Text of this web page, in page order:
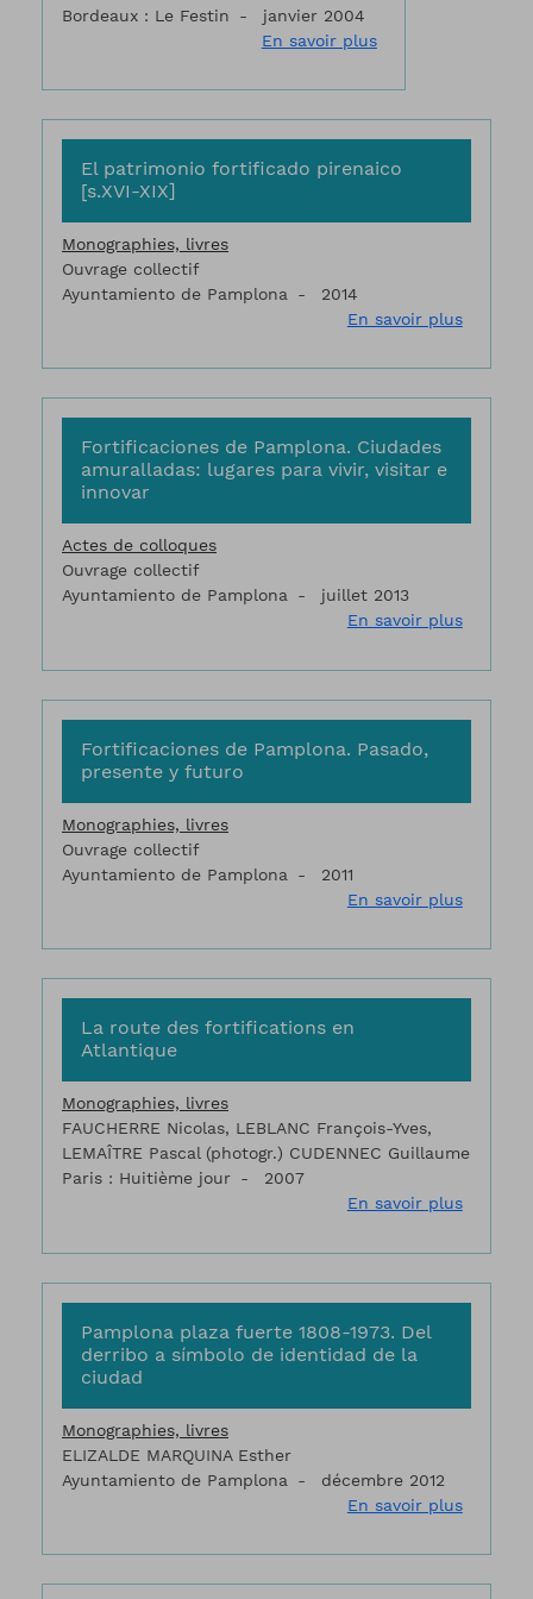
Bordeaux : Le Festin
janvier 2004
En savoir plussur Bayonne :
El patrimonio fortificado pirenaico
[s.XVI-XIX]
Monographies, livres
Ouvrage collectif
Ayuntamiento de Pamplona
2014
En savoir plussur El
Fortificaciones de Pamplona. Ciudades
amuralladas: lugares para vivir, visitar e
innovar
Actes de colloques
Ouvrage collectif
Ayuntamiento de Pamplona
juillet 2013
En savoir plussur
Fortificaciones de Pamplona. Pasado,
presente y futuro
Monographies, livres
Ouvrage collectif
Ayuntamiento de Pamplona
2011
En savoir plussur
La route des fortifications en
Atlantique
Monographies, livres
FAUCHERRE Nicolas, LEBLANC François-Yves,
LEMAÎTRE Pascal (photogr.) CUDENNEC Guillaume
Paris : Huitième jour
2007
En savoir plussur La
Pamplona plaza fuerte 1808-1973. Del
derribo a símbolo de identidad de la
ciudad
Monographies, livres
ELIZALDE MARQUINA Esther
Ayuntamiento de Pamplona
décembre 2012
En savoir plussur